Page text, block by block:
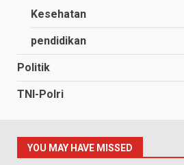
Kesehatan
pendidikan
Politik
TNI-Polri
YOU MAY HAVE MISSED